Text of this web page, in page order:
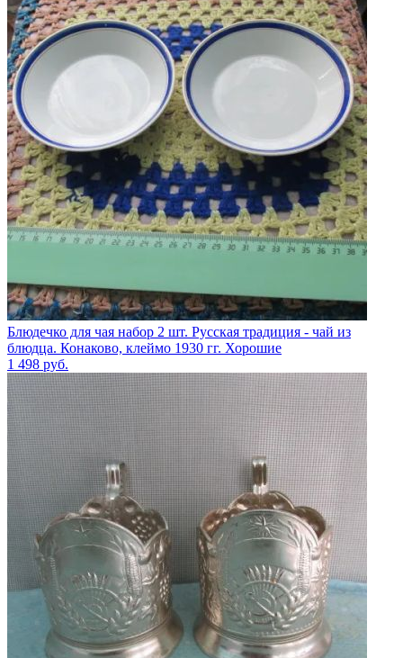
Блюдечко для чая набор 2 шт. Русская традиция - чай из
блюдца. Конаково, клеймо 1930 гг. Хорошие
1 498 руб.